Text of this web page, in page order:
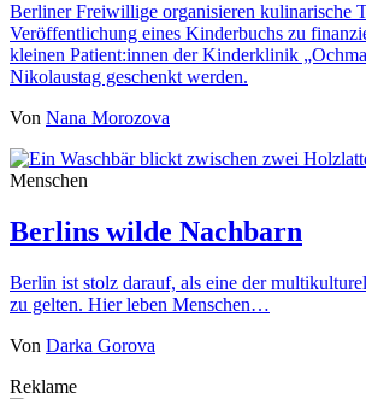
Berliner Freiwillige organisieren kulinarische
Veröffentlichung eines Kinderbuchs zu
kleinen Patient:innen der Kinderklinik
Nikolaustag geschenkt werden.
Von Nana Morozova
Menschen
Berlins wilde Nachbarn
Berlin ist stolz darauf, als eine der
zu gelten. Hier leben Menschen…
Von Darka Gorova
Reklame